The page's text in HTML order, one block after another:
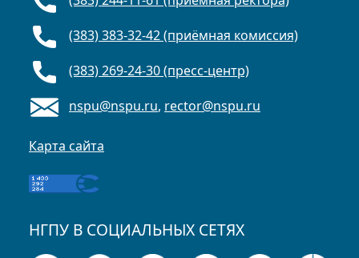
(383) 383-32-42 (приёмная комиссия)
(383) 269-24-30 (пресс-центр)
nspu@nspu.ru, rector@nspu.ru
Карта сайта
НГПУ В СОЦИАЛЬНЫХ СЕТЯХ